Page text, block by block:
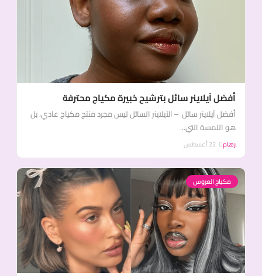
أفضل آيلاينر سائل بترشيح خبيرة مكياج محترفة
أفضل آيلاينر سائل – الآيلاينر السائل ليس مجرد منتج مكياج عادي، بل
هو اللمسة التي...
رهام
مكياج العروس